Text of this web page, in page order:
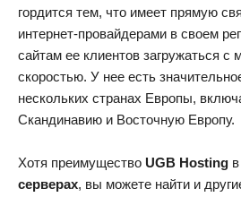
гордится тем, что имеет прямую
интернет-провайдерами в своем
сайтам ее клиентов загружаться с
скоростью. У нее есть
нескольких странах Европы,
Скандинавию и Восточную Европу.
Хотя преимущество UGB Hosting в
серверах, вы можете найти и